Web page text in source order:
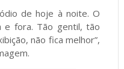
de hoje à noite. O
e fora. Tão gentil, tão
não fica melhor”,